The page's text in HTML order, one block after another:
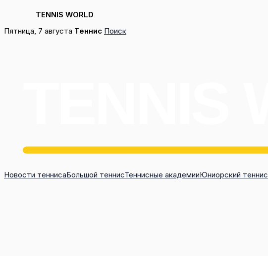
TENNIS WORLD
Перейти
Пятница, 7 августа Теннис Поиск
Новости теннисаБольшой теннисТеннисные академииЮниорский теннис